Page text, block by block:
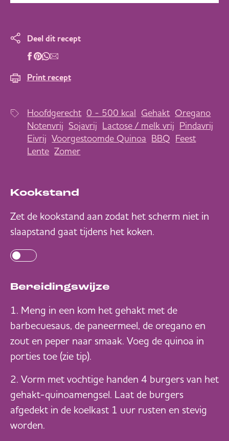
Deel dit recept
Print recept
Hoofdgerecht 0 - 500 kcal Gehakt Oregano
Notenvrij Sojavrij Lactose / melk vrij Pindavrij
Eivrij Voorgestoomde Quinoa BBQ Feest
Lente Zomer
Kookstand
Zet de kookstand aan zodat het scherm niet in
slaapstand gaat tijdens het koken.
Bereidingswijze
Meng in een kom het gehakt met de
barbecuesaus, de paneermeel, de oregano en
zout en peper naar smaak. Voeg de quinoa in
porties toe (zie tip).
Vorm met vochtige handen 4 burgers van het
gehakt-quinoamengsel. Laat de burgers
afgedekt in de koelkast 1 uur rusten en stevig
worden.